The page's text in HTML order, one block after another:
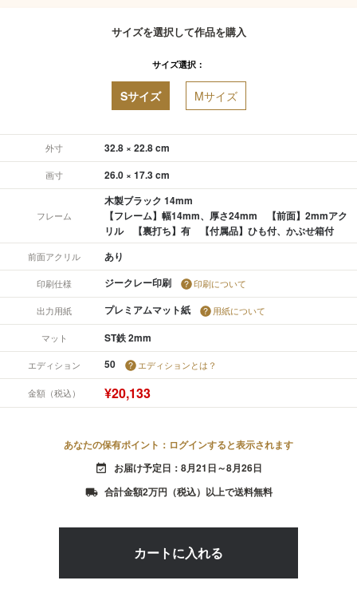
サイズを選択して作品を購入
サイズ選択：
Sサイズ Mサイズ
外寸 32.8 × 22.8 cm
画寸 26.0 × 17.3 cm
フレーム
木製ブラック 14mm
【フレーム】幅14mm、厚さ24mm 【前面】2mmアク
リル 【裏打ち】有 【付属品】ひも付、かぶせ箱付
前面アクリル あり
印刷仕様 ジークレー印刷 印刷について
出力用紙 プレミアムマット紙 用紙について
マット ST鉄 2mm
エディション 50 エディションとは？
金額（税込） ¥20,133
あなたの保有ポイント：ログインすると表示されます
event_available お届け予定日：8月21日～8月26日
local_shipping 合計金額2万円（税込）以上で送料無料